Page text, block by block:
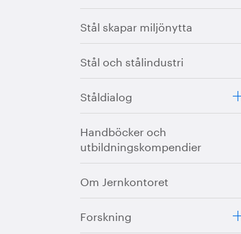
Stål skapar miljönytta
Stål och stålindustri
Ståldialog
Handböcker och
utbildningskompendier
Om Jernkontoret
Forskning